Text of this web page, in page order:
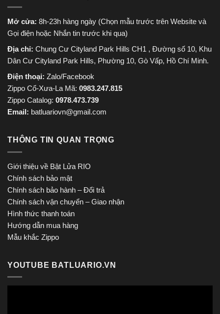
Mở cửa: 8h-23h hàng ngày (Chọn mẫu trước trên Website và
Gọi điện hoặc Nhắn tin trước khi qua)
Địa chỉ: Chung Cư Cityland Park Hills CH1 , Đường số 10, Khu
Dân Cư Cityland Park Hills, Phường 10, Gò Vấp, Hồ Chí Minh.
Điện thoại: Zalo/Facebook
Zippo Cổ-Xưa-La Mã: 0983.247.815
Zippo Catalog: 0978.473.739
Email: batluariovn@gmail.com
THÔNG TIN QUAN TRỌNG
Giới thiệu về Bật Lửa RIO
Chính sách bảo mật
Chính sách bảo hành – Đổi trả
Chính sách vận chuyển – Giao nhận
Hình thức thanh toán
Hướng dẫn mua hàng
Mẫu khắc Zippo
YOUTUBE BATLUARIO.VN